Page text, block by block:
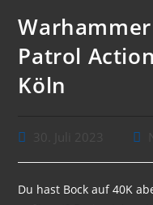
Patrol
Köln
Beitrag30. Juli 2023
Du hast Bock auf 40K